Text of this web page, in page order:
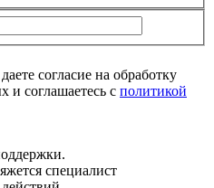
согласие на обработку
и соглашаетесь с политикой
специалист